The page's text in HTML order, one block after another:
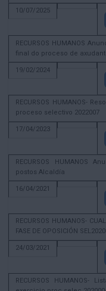
10/07/2025
RECURSOS HUMANOS
final do proceso de
19/02/2024
RECURSOS HUMANOS-
proceso selectivo 2022007
17/04/2023
RECURSOS HUMANOS
postos Alcaldía
16/04/2021
RECURSOS HUMANOS-
FASE DE OPOSICIÓN
24/03/2021
RECURSOS HUMANOS-